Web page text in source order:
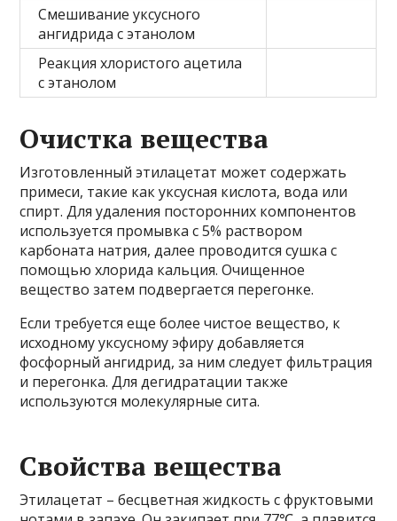
Смешивание уксусного
ангидрида с этанолом
Реакция хлористого ацетила
с этанолом
Очистка вещества
Изготовленный этилацетат может содержать
примеси, такие как уксусная кислота, вода или
спирт. Для удаления посторонних компонентов
используется промывка с 5% раствором
карбоната натрия, далее проводится сушка с
помощью хлорида кальция. Очищенное
вещество затем подвергается перегонке.
Если требуется еще более чистое вещество, к
исходному уксусному эфиру добавляется
фосфорный ангидрид, за ним следует фильтрация
и перегонка. Для дегидратации также
используются молекулярные сита.
Свойства вещества
Этилацетат – бесцветная жидкость с фруктовыми